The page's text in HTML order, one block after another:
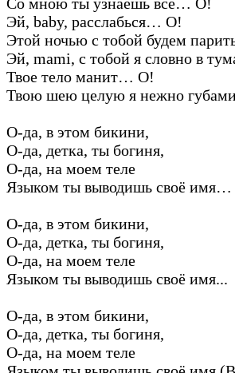
Эй, baby, расслабься… О!
Этой ночью с тобой будем
Эй, mami, с тобой я словно в
Твое тело манит… О!
Твою шею целую я нежно
О-да, в этом бикини,
О-да, детка, ты богиня,
О-да, на моем теле
Языком ты выводишь своё имя…
О-да, в этом бикини,
О-да, детка, ты богиня,
О-да, на моем теле
Языком ты выводишь своё имя...
О-да, в этом бикини,
О-да, детка, ты богиня,
О-да, на моем теле